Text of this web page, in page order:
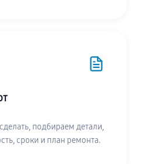
подбираем детали,
сроки и план ремонта.